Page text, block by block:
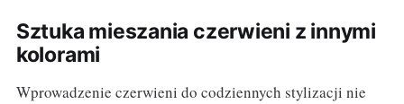
Sztuka mieszania czerwieni z innymi
kolorami
Wprowadzenie czerwieni do codziennych stylizacji nie